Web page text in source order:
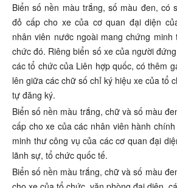
Biển số nền màu trắng, số màu đen, có
đỏ cấp cho xe của cơ quan đại diện
nhân viên nước ngoài mang chứng
chức đó. Riêng biển số xe của người
các tổ chức của Liên hợp quốc, có thêm
lên giữa các chữ số chỉ ký hiệu xe của tổ
tự đăng ký.
Biển số nền màu trắng, chữ và số màu
cấp cho xe của các nhân viên hành
minh thư công vụ của các cơ quan đại
lãnh sự, tổ chức quốc tế.
Biển số nền màu trắng, chữ và số màu